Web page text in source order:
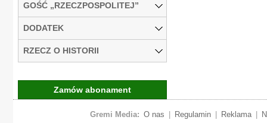
GOŚĆ „RZECZPOSPOLITEJ”
DODATEK
RZECZ O HISTORII
Zamów abonament
Gremi Media: O nas Regulamin Reklama